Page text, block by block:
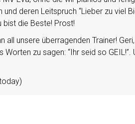
deren Leitspruch “Lieber zu viel
bist die Beste! Prost!
all unsere überragenden Trainer!
Worten zu sagen: “Ihr seid so